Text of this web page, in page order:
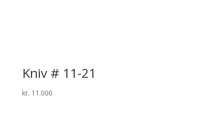
Kniv # 11-21
kr. 11.000